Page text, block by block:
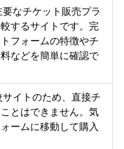
なチケット販売プラ
するサイトです。完
フォームの特徴やチ
などを簡単に確認で
イトのため、直接チ
とはできません。気
ームに移動して購入